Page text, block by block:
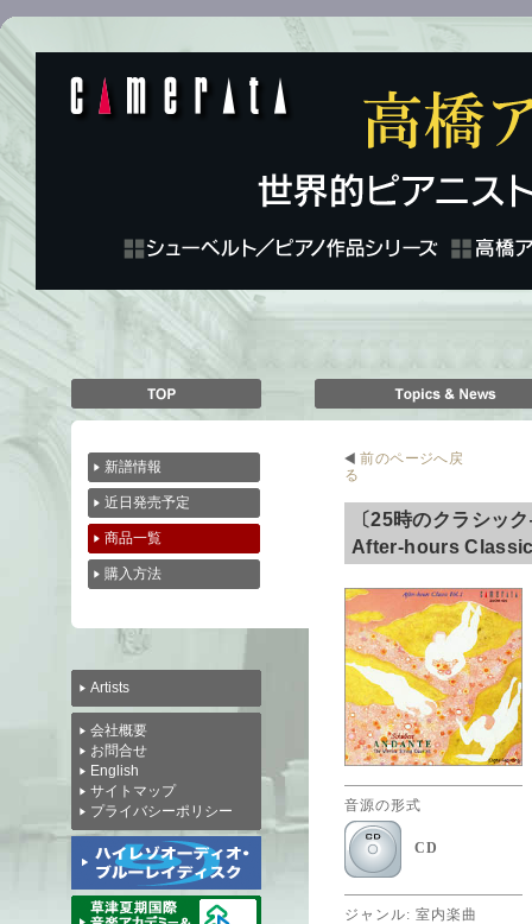
新譜情報
近日発売予定
商品一覧
購入方法
Artists
会社概要
お問合せ
English
サイトマップ
プライバシーポリシー
前のページへ戻
る
〔25時のクラシッ
After-hours
音源の形式
CD
ジャンル: 室内楽曲